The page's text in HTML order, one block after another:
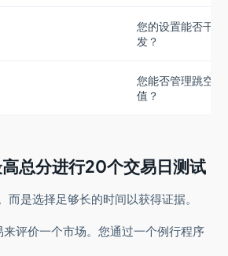
您的设置能否干净
发？
您能否管理跳空/
值？
总分进行20个交易日测试
而是选择足够长的时间以获得证据。
来评价一个市场。您通过一个例行程序